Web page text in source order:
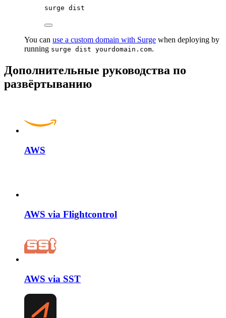
surge dist
You can use a custom domain with Surge when deploying by
running surge dist yourdomain.com.
Дополнительные руководства по
развёртыванию
AWS
AWS via Flightcontrol
AWS via SST